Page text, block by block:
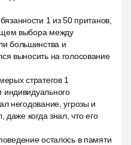
1 из 50 пританов,
выбора между
большинства и
выносить на голосование
стратегов 1
индивидуального
негодование, угрозы и
даже когда знал, что его
осталось в памяти